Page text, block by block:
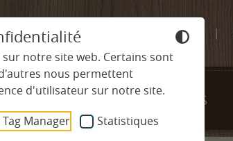
notre site web. Certains sont
nous permettent
d'utilisateur sur notre site.
Manager Statistiques
0 ludinmuehle.de
RÉGION ET ACTIVITÉS